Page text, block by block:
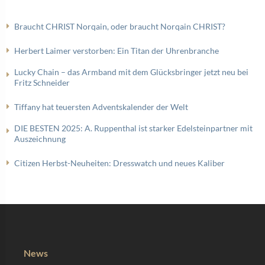
Braucht CHRIST Norqain, oder braucht Norqain CHRIST?
Herbert Laimer verstorben: Ein Titan der Uhrenbranche
Lucky Chain – das Armband mit dem Glücksbringer jetzt neu bei
Fritz Schneider
Tiffany hat teuersten Adventskalender der Welt
DIE BESTEN 2025: A. Ruppenthal ist starker Edelsteinpartner mit
Auszeichnung
Citizen Herbst-Neuheiten: Dresswatch und neues Kaliber
News